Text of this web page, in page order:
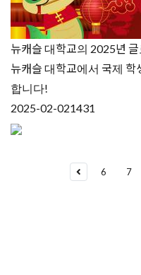
뉴캐슬 대학교의 2025년
뉴캐슬 대학교에서 국제
합니다!
2025-02-021431
6 7